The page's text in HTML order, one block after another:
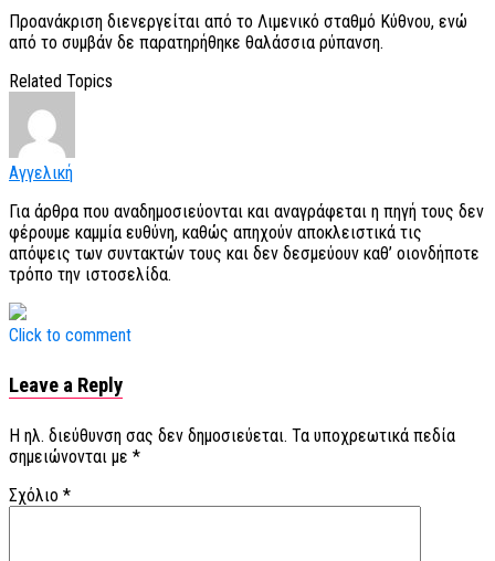
Προανάκριση διενεργείται από το Λιμενικό σταθμό Κύθνου, ενώ
από το συμβάν δε παρατηρήθηκε θαλάσσια ρύπανση.
Related Topics
Αγγελική
Για άρθρα που αναδημοσιεύονται και αναγράφεται η πηγή τους δεν
φέρουμε καμμία ευθύνη, καθώς απηχούν αποκλειστικά τις
απόψεις των συντακτών τους και δεν δεσμεύουν καθ’ οιονδήποτε
τρόπο την ιστοσελίδα.
Click to comment
Leave a Reply
Η ηλ. διεύθυνση σας δεν δημοσιεύεται. Τα υποχρεωτικά πεδία
σημειώνονται με *
Σχόλιο *